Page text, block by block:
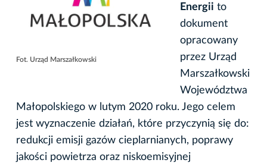
Fot. Urząd Marszałkowski
Energii to
dokument
opracowany
przez Urząd
Marszałkowski
Województwa
Małopolskiego w lutym 2020 roku. Jego celem
jest wyznaczenie działań, które przyczynią się do:
redukcji emisji gazów cieplarnianych, poprawy
jakości powietrza oraz niskoemisyjnej